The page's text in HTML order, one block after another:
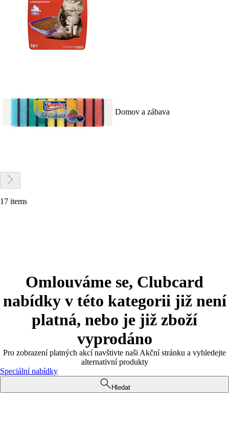
Domov a zábava
17 items
Omlouváme se, Clubcard
nabídky v této kategorii již není
platná, nebo je již zboží
vyprodáno
Pro zobrazení platných akcí navštivte naši Akční stránku a vyhledejte
alternativní produkty
Speciální nabídky
Hledat